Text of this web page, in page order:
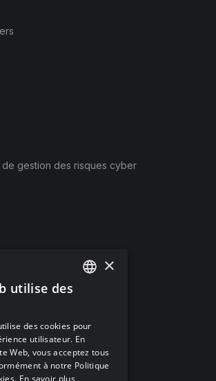
de gestion des risques cyber
×
utilise des
des cookies pour
utilisateur. En
Web, vous acceptez tous
à notre Politique
En savoir plus